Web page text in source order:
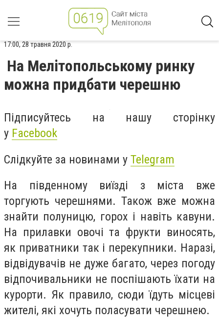
17:00, 28 травня 2020 р.
На Мелітопольському ринку
можна придбати черешню
Підписуйтесь на нашу сторінку
у Facebook
Слідкуйте за новинами у Telegram
На південному виїзді з міста вже
торгують черешнями. Також вже можна
знайти полуницю, горох і навіть кавуни.
На прилавки овочі та фрукти виносять,
як приватники так і перекупники. Наразі,
відвідувачів не дуже багато, через погоду
відпочивальники не поспішають їхати на
курорти. Як правило, сюди їдуть місцеві
жителі, які хочуть поласувати черешнею.